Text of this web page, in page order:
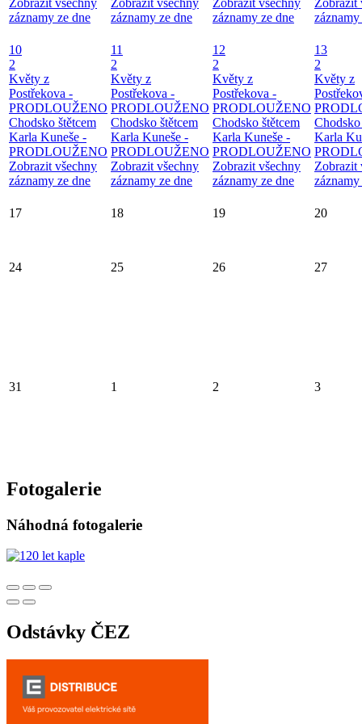
Zobrazit všechny
záznamy ze dne
Zobrazit všechny
záznamy ze dne
Zobrazit všechny
záznamy ze dne
Zobrazit
10
2
Květy z
Postřekova -
PRODLOUŽENO
Chodsko štětcem
Karla Kuneše -
PRODLOUŽENO
Zobrazit všechny
záznamy ze dne
11
2
Květy z
Postřekova -
PRODLOUŽENO
Chodsko štětcem
Karla Kuneše -
PRODLOUŽENO
Zobrazit všechny
záznamy ze dne
12
2
Květy z
Postřekova -
PRODLOUŽENO
Chodsko štětcem
Karla Kuneše -
PRODLOUŽENO
Zobrazit všechny
záznamy ze dne
13
2
Květy z
Chodsko
Karla
Zobrazit
17 18 19 20
24 25 26 27
31 1 2 3
Fotogalerie
Náhodná fotogalerie
Odstávky ČEZ